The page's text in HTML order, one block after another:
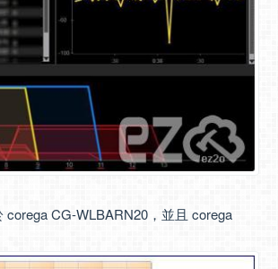
CG-WLBARN20，並且 corega